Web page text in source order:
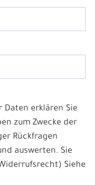
Daten erklären Sie
zum Zwecke der
Rückfragen
auswerten. Sie
Siehe